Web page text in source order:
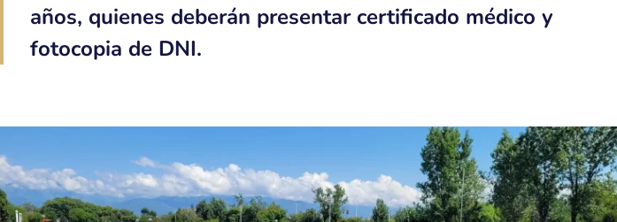
años, quienes deberán presentar certificado médico y
fotocopia de DNI.